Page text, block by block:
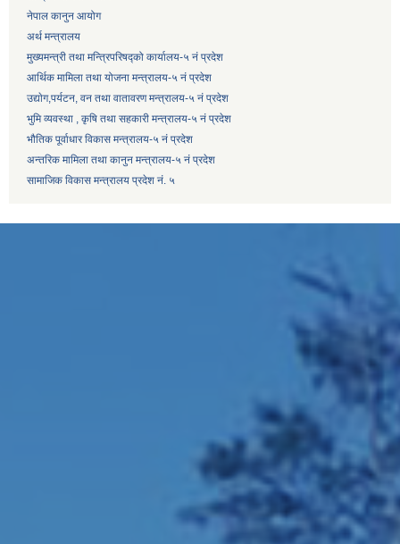
नेपाल कानुन आयोग
अर्थ मन्त्रालय
मुख्यमन्त्री तथा मन्त्रिपरिषद्को कार्यालय-५ नं प्रदेश
आर्थिक मामिला तथा योजना मन्त्रालय-५ नं प्रदेश
उद्याेग,पर्यटन, वन तथा वातावरण मन्त्रालय-५ नं प्रदेश
भुमि व्यवस्था , कृषि तथा सहकारी मन्त्रालय-५ नं प्रदेश
भौतिक पूर्वाधार विकास मन्त्रालय-५ नं प्रदेश
अन्तरिक मामिला तथा कानुन मन्त्रालय-५ नं प्रदेश
सामाजिक विकास मन्त्रालय प्रदेश नं. ५